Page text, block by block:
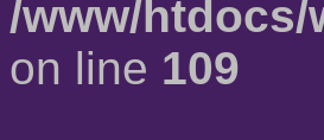
/www/
on line 109